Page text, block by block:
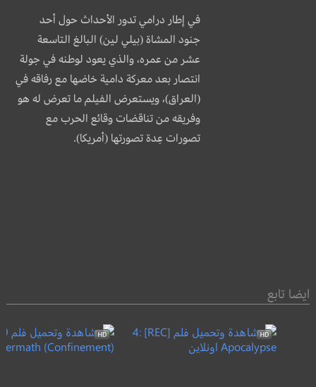
في إطار درامي تدور الأحداث حول أحد
جنود المشاة (بيلي لين) البالغ التاسعة
عشر من عمره، والذي يعود لوطنه في جولة
انتصار بعد معركة دامية خاضها مع رفاقه في
(العراق)، ويستعرض الفيلم ما تعرض له هو
وفريقه منتناقضات وقائع الحرب مع
تصورات عِدة تصورتها (أمريكا).
ايضا تابع